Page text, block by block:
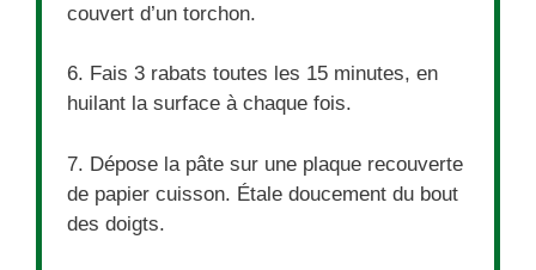
couvert d’un torchon.
6. Fais 3 rabats toutes les 15 minutes, en
huilant la surface à chaque fois.
7. Dépose la pâte sur une plaque recouverte
de papier cuisson. Étale doucement du bout
des doigts.